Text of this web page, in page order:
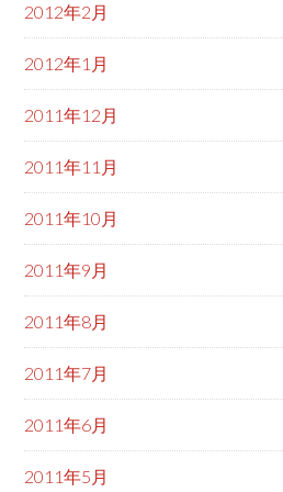
2012年2月
2012年1月
2011年12月
2011年11月
2011年10月
2011年9月
2011年8月
2011年7月
2011年6月
2011年5月